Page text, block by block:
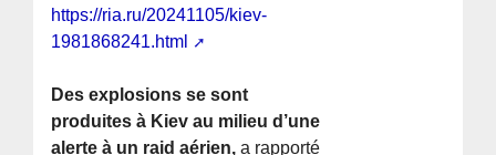
https://ria.ru/20241105/kiev-
1981868241.html
Des explosions se sont
produites à Kiev au milieu d’une
alerte à un raid aérien, a rapporté